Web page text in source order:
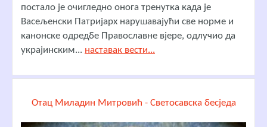
постало је очигледно онога тренутка када је
Васељенски Патријарх нарушавајући све норме и
канонске одредбе Православне вјере, одлучио да
украјинским... наставак вести...
Отац Миладин Митровић - Светосавска бесједа